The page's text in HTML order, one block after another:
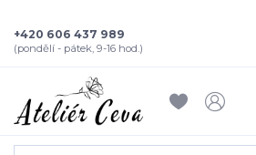
+420 606 437 989
(pondělí - pátek, 9-16 hod.)